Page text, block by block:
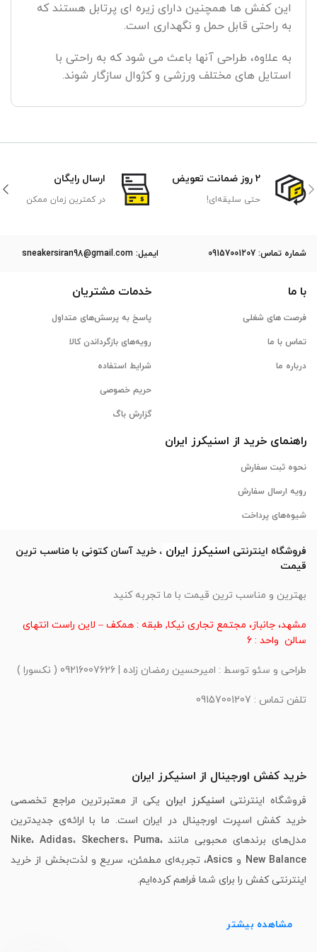
این کفش ها همچنین دارای زیره ای پرتابل هستند که
به راحتی قابل حمل و نگهداری است.
به علاوه، طراحی آنها باعث می شود که به راحتی با
استایل های مختلف ورزشی و کژوال سازگار شوند.
2 روز ضمانت تعویض
حتی سلیقه‌ای!
ارسال رایگان
در کمترین زمان ممکن
ﺷﻤﺎره ﺗﻤﺎس: 09157001207 ایمیل: sneakersiran98@gmail.com
با ما
فرصت های شغلی
تماس با ما
درباره ما
خدمات مشتریان
پاسخ به پرسش‌های متداول
رویه‌های بازگرداندن کالا
شرایط استفاده
حریم خصوصی
گزارش باگ
راهنمای خرید از اسنیکرز ایران
نحوه ثبت سفارش
رویه ارسال سفارش
شیوه‌های پرداخت
فروشگاه اینترنتی اسنیکرز ایران ، خرید آسان کتونی با مناسب ترین
قیمت
بهترین و مناسب ترین قیمت با ما تجربه کنید
مشهد، جانباز، مجتمع تجاری نیکا, طبقه : همکف – لاین راست انتهای
سالن واحد : 6
طراحی و سئو توسط : امیرحسین رمضان زاده | 09216007626 ( نکسورا )
تلفن تماس : 09157001207
خرید کفش اورجینال از اسنیکرز ایران
فروشگاه اینترنتی اسنیکرز ایران یکی از معتبرترین مراجع تخصصی
خرید کفش اسپرت اورجینال در ایران است. ما با ارائه‌ی جدیدترین
مدل‌های برندهای محبوبی مانند
Nike، Adidas، Skechers، Puma،
New Balance و Asics، تجربه‌ای مطمئن، سریع و لذت‌بخش از خرید
اینترنتی کفش را برای شما فراهم کرده‌ایم.
مشاهده بیشتر